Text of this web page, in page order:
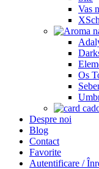
Vas
Os
Despre noi
Blog
Contact
Favorite
Autentificare /